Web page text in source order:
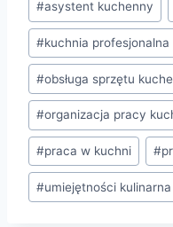
wpisu:
#asystent kuchenny
#kuchnia profesjonalna
#obsługa sprzętu
#organizacja pracy
#praca w kuchni #
#umiejętności kulinarna